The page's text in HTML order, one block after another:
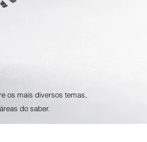
os mais diversos temas,
do saber.